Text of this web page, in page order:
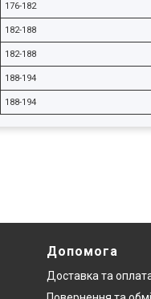
176-182
182-188
182-188
188-194
188-194
Допомога
Доставка та